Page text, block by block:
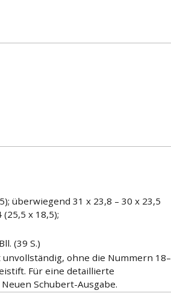
überwiegend 31 x 23,8 – 30 x 23,5
x 18,5);
(39 S.)
ohne die Nummern 18–
Für eine detaillierte
Schubert-Ausgabe.